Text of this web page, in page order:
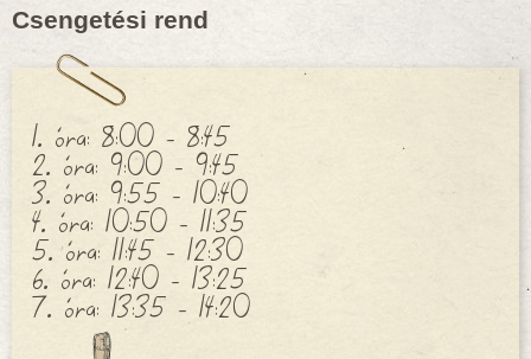
Csengetési rend
1. óra: 8:00 - 8:45
2. óra: 9:00 - 9:45
3. óra: 9:55 - 10:40
4. óra: 10:50 - 11:35
5. óra: 11:45 - 12:30
6. óra: 12:40 - 13:25
7. óra: 13:35 - 14:20